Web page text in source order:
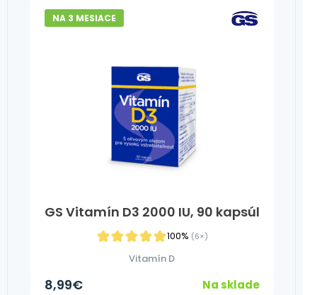
GS Vitamín D3 2000 IU, 90 kapsúl
100% (6×)
NA 3 MESIACE
Vitamín D
8,99€ Na sklade